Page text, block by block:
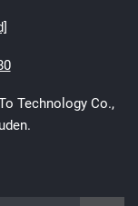
Technology Co.,